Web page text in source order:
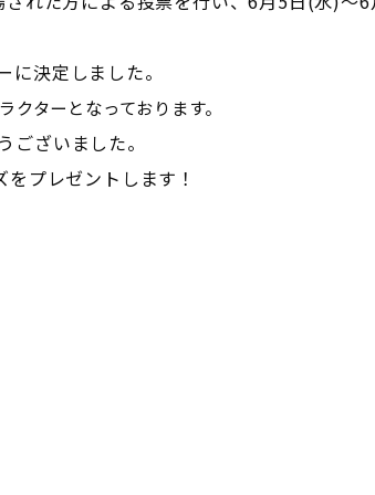
決定しました。
ターとなっております。
ざいました。
プレゼントします！